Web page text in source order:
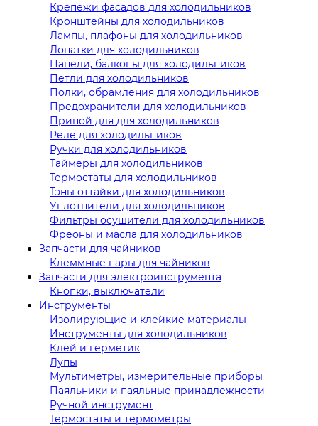
Крепежи фасадов для холодильников
Кронштейны для холодильников
Лампы, плафоны для холодильников
Лопатки для холодильников
Панели, балконы для холодильников
Петли для холодильников
Полки, обрамления для холодильников
Предохранители для холодильников
Припой для для холодильников
Реле для холодильников
Ручки для холодильников
Таймеры для холодильников
Термостаты для холодильников
Тэны оттайки для холодильников
Уплотнители для холодильников
Фильтры осушители для холодильников
Фреоны и масла для холодильников
Запчасти для чайников
Клеммные пары для чайников
Запчасти для электроинструмента
Кнопки, выключатели
Инструменты
Изолирующие и клейкие материалы
Инструменты для холодильников
Клей и герметик
Лупы
Мультиметры, измерительные приборы
Паяльники и паяльные принадлежности
Ручной инструмент
Термостаты и термометры